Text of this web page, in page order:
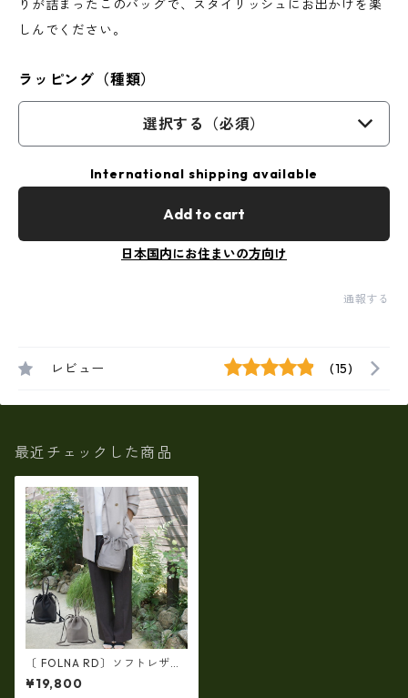
りが詰まったこのバッグで、スタイリッシュにお出かけを楽
しんでください。
ラッピング（種類）
選択する（必須）
International shipping available
Add to cart
日本国内にお住まいの方向け
通報する
レビュー (15)
最近チェックした商品
〔 FOLNA RD〕ソフトレザー
2WAY巾着ショルダーバッグ・
fo-083349
¥19,800